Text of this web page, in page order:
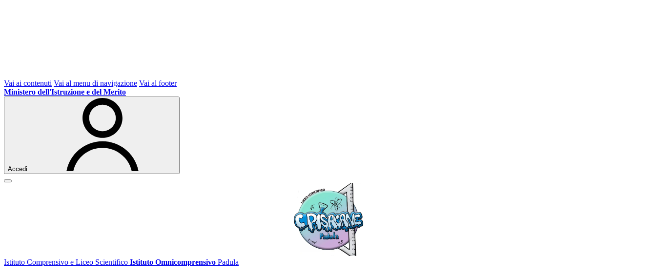
Vai ai contenuti Vai al menu di navigazione Vai al footer
Ministero dell'Istruzione e del Merito
Accedi
Istituto Comprensivo e Liceo Scientifico Istituto Omnicomprensivo Padula